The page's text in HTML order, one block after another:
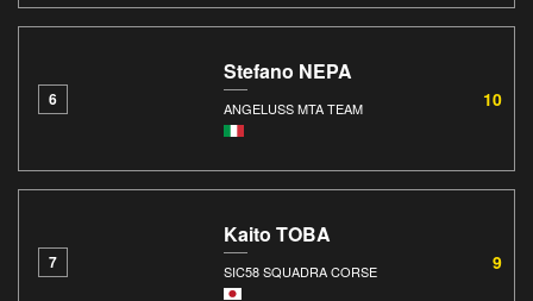
6
Stefano NEPA
ANGELUSS MTA TEAM 10
7
Kaito TOBA
SIC58 SQUADRA CORSE 9